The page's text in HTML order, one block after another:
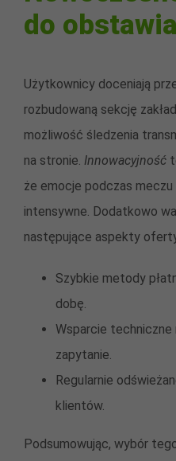
do
Użytkownicy doceniają
rozbudowaną sekcję
możliwość śledzenia
na stronie. Innowacyjność
że emocje podczas
intensywne. Dodatkowo
następujące aspekty
Szybkie metody
dobę.
Wsparcie techniczne
zapytanie.
Regularnie
klientów.
Podsumowując, wybór